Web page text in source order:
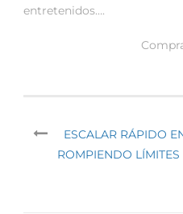
entretenidos….
ESCALAR RÁPIDO
ROMPIENDO